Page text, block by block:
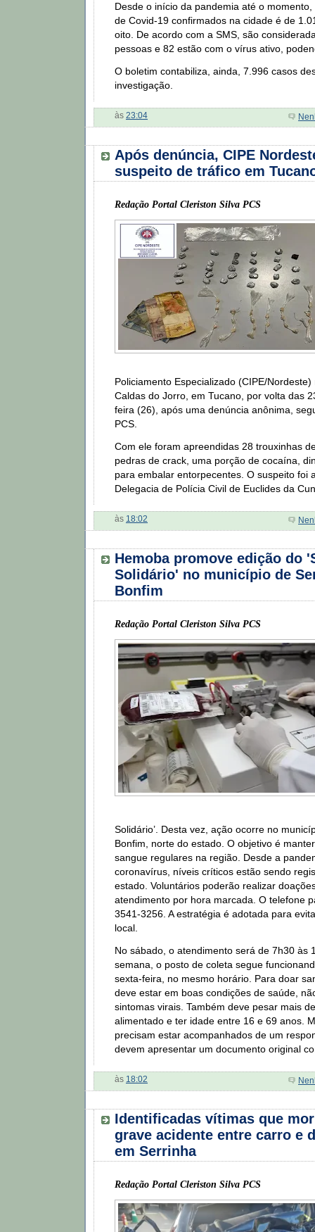
Desde o início da pandemia até o
de Covid-19 confirmados na cidade é de
oito. De acordo com a SMS, são
pessoas e 82 estão com o vírus ativo,
O boletim contabiliza, ainda, 7.996 casos
investigação.
às 23:04
Após denúncia, CIPE
suspeito de tráfico em
Redação Portal Cleriston Silva PCS
Policiamento Especializado (CIPE/
Caldas do Jorro, em Tucano, por volta das
feira (26), após uma denúncia anônima,
PCS.
Com ele foram apreendidas 28 trouxinhas
pedras de crack, uma porção de cocaína,
para embalar entorpecentes. O suspeito foi
Delegacia de Polícia Civil de Euclides da
às 18:02
Hemoba promove edição do
Solidário' no município de
Bonfim
Redação Portal Cleriston Silva PCS
Solidário’. Desta vez, ação ocorre no
Bonfim, norte do estado. O objetivo é
sangue regulares na região. Desde a
coronavírus, níveis críticos estão sendo
estado. Voluntários poderão realizar
atendimento por hora marcada. O telefone
3541-3256. A estratégia é adotada para
local.
No sábado, o atendimento será de 7h30 às
semana, o posto de coleta segue
sexta-feira, no mesmo horário. Para doar
deve estar em boas condições de saúde,
sintomas virais. Também deve pesar mais
alimentado e ter idade entre 16 e 69 anos.
precisam estar acompanhados de um
devem apresentar um documento original
às 18:02
Identificadas vítimas que
grave acidente entre carro e
em Serrinha
Redação Portal Cleriston Silva PCS